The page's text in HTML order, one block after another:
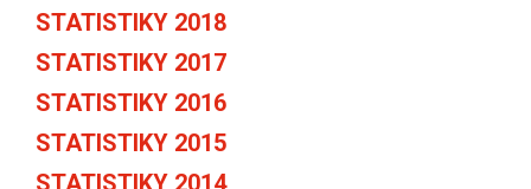
STATISTIKY 2018
STATISTIKY 2017
STATISTIKY 2016
STATISTIKY 2015
STATISTIKY 2014